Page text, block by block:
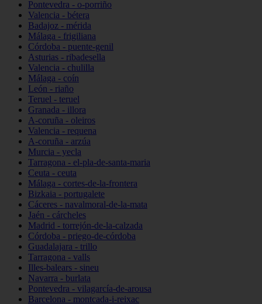
Pontevedra - o-porriño
Valencia - bétera
Badajoz - mérida
Málaga - frigiliana
Córdoba - puente-genil
Asturias - ribadesella
Valencia - chulilla
Málaga - coín
León - riaño
Teruel - teruel
Granada - illora
A-coruña - oleiros
Valencia - requena
A-coruña - arzúa
Murcia - yecla
Tarragona - el-pla-de-santa-maria
Ceuta - ceuta
Málaga - cortes-de-la-frontera
Bizkaia - portugalete
Cáceres - navalmoral-de-la-mata
Jaén - cárcheles
Madrid - torrejón-de-la-calzada
Córdoba - priego-de-córdoba
Guadalajara - trillo
Tarragona - valls
Illes-balears - sineu
Navarra - burlata
Pontevedra - vilagarcía-de-arousa
Barcelona - montcada-i-reixac